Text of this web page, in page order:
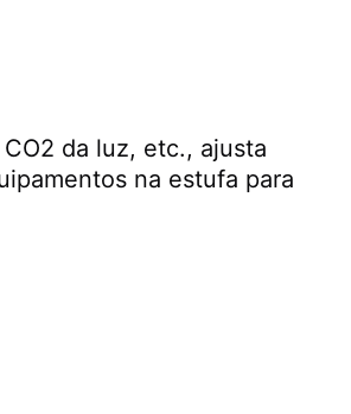
da luz, etc., ajusta
na estufa para